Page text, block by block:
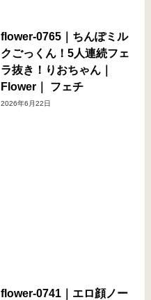
flower-0765｜ちんぽミル
クごっくん！5人連続フェ
ラ抜き！りおちゃん｜
Flower｜ フェチ
2026年6月22日
flower-0741｜エロ顔ノー